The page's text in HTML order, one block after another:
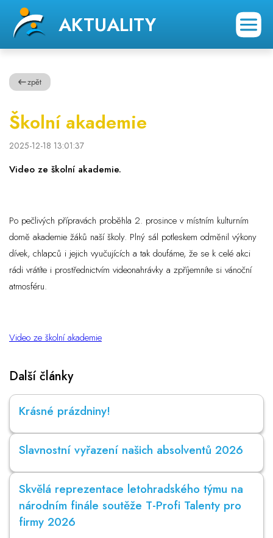
AKTUALITY
zpět
Školní akademie
2025-12-18 13:01:37
Video ze školní akademie.
Po pečlivých přípravách proběhla 2. prosince v místním kulturním
domě akademie žáků naší školy. Plný sál potleskem odměnil výkony
dívek, chlapců i jejich vyučujících a tak doufáme, že se k celé akci
rádi vrátíte i prostřednictvím videonahrávky a zpříjemníte si vánoční
atmosféru.
Video ze školní akademie
Další články
Krásné prázdniny!
Slavnostní vyřazení našich absolventů 2026
Skvělá reprezentace letohradského týmu na
národním finále soutěže T-Profi Talenty pro
firmy 2026